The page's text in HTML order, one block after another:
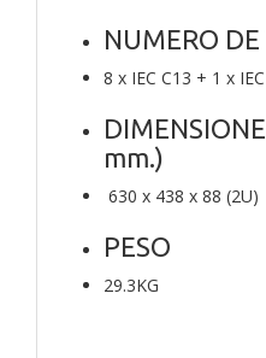
NUMERO
8 x IEC C13 + 1 x
mm.)
630 x 438 x 88 (2U)
PESO
29.3KG